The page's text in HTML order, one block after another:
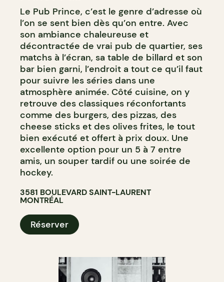
Le Pub Prince, c’est le genre d’adresse où
l’on se sent bien dès qu’on entre. Avec
son ambiance chaleureuse et
décontractée de vrai pub de quartier, ses
matchs à l’écran, sa table de billard et son
bar bien garni, l’endroit a tout ce qu’il faut
pour suivre les séries dans une
atmosphère animée. Côté cuisine, on y
retrouve des classiques réconfortants
comme des burgers, des pizzas, des
cheese sticks et des olives frites, le tout
bien exécuté et offert à prix doux. Une
excellente option pour un 5 à 7 entre
amis, un souper tardif ou une soirée de
hockey.
3581 BOULEVARD SAINT-LAURENT
MONTRÉAL
Réserver